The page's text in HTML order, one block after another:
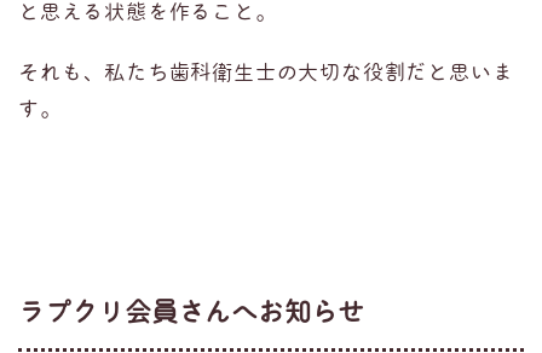
と思える状態を作ること。
それも、私たち歯科衛生士の大切な役割だと思いま
す。
ラプクリ会員さんへお知らせ